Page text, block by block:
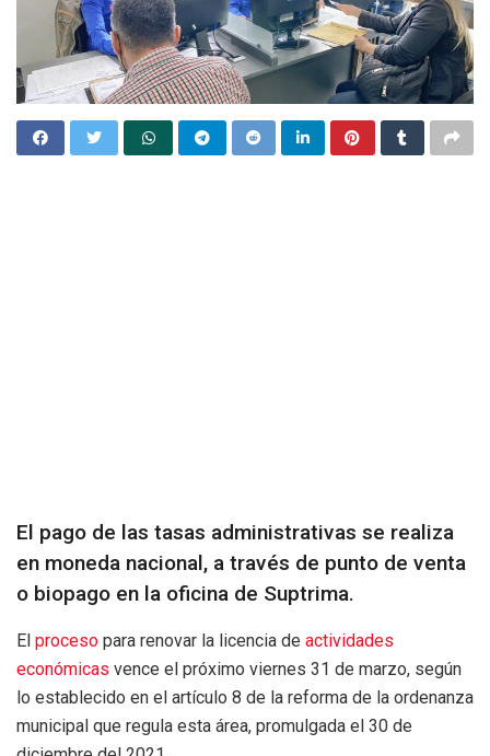
El pago de las tasas administrativas se realiza
en moneda nacional, a través de punto de venta
o biopago en la oficina de Suptrima.
El proceso para renovar la licencia de actividades
económicas vence el próximo viernes 31 de marzo, según
lo establecido en el artículo 8 de la reforma de la ordenanza
municipal que regula esta área, promulgada el 30 de